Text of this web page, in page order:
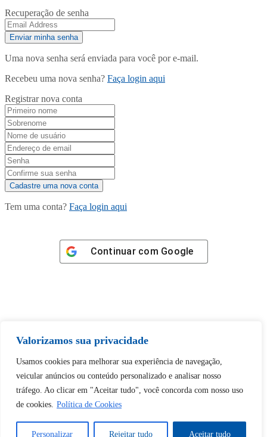
Valorizamos sua privacidade
Usamos cookies para melhorar sua experiência de navegação,
veicular anúncios ou conteúdo personalizado e analisar nosso
tráfego. Ao clicar em "Aceitar tudo", você concorda com nosso uso
de cookies. Política de Cookies
Personalizar Rejeitar tudo Aceitar tudo
Recuperação de senha
Uma nova senha será enviada para você por e-mail.
Recebeu uma nova senha? Faça login aqui
Registrar nova conta
Tem uma conta? Faça login aqui
Continuar com Google
Tem certeza de que deseja
desbloquear esta publicação?
Desbloquear esquerda : 0